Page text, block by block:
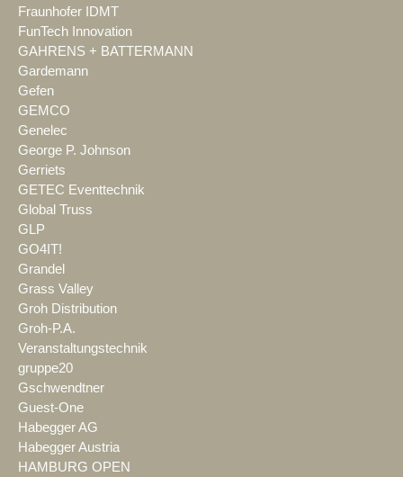
Fraunhofer IDMT
FunTech Innovation
GAHRENS + BATTERMANN
Gardemann
Gefen
GEMCO
Genelec
George P. Johnson
Gerriets
GETEC Eventtechnik
Global Truss
GLP
GO4IT!
Grandel
Grass Valley
Groh Distribution
Groh-P.A.
Veranstaltungstechnik
gruppe20
Gschwendtner
Guest-One
Habegger AG
Habegger Austria
HAMBURG OPEN